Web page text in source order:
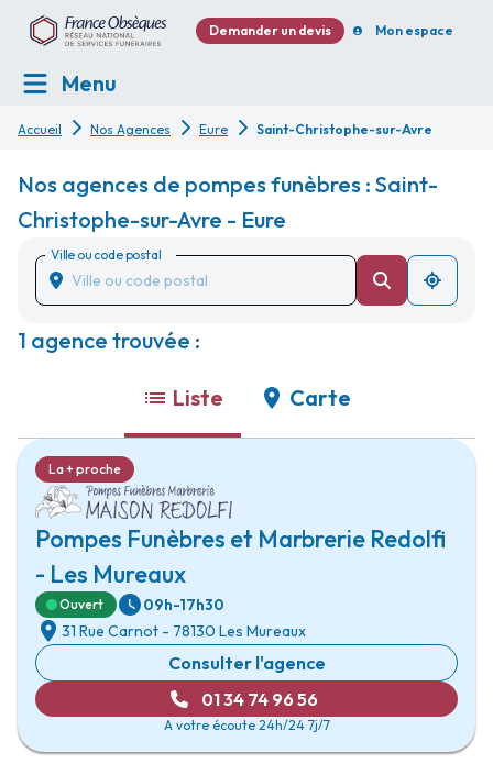
Demander un devis Mon espace
Menu
Accueil Nos Agences Eure Saint-Christophe-sur-Avre
Nos agences de pompes funèbres : Saint-
Christophe-sur-Avre - Eure
Ville ou code postal
1 agence trouvée :
Liste Carte
Pompes Funèbres et Marbrerie Redolfi
- Les Mureaux
La + proche
Ouvert
09h-17h30
31 Rue Carnot - 78130 Les Mureaux
Consulter l'agence
01 34 74 96 56
A votre écoute 24h/24 7j/7